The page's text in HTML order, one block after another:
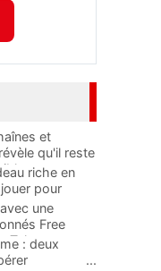
et
qu'il reste
riche en
pour
une
Free
Telecom
: deux
...